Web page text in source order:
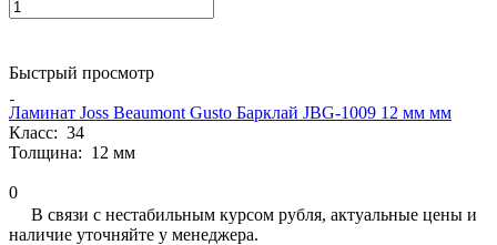
Быстрый просмотр
Ламинат Joss Beaumont Gusto Барклай JBG-1009 12 мм мм
Класс: 34
Толщина: 12 мм
0
В связи с нестабильным курсом рубля, актуальные цены и
наличие уточняйте у менеджера.